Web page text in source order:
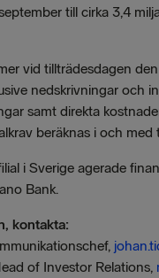
till cirka 3,4
vid tillträdesdagen
nedskrivningar och
samt direkta
beräknas i och
i Sverige agerade
Bank.
kontakta:
of Investor Relations,